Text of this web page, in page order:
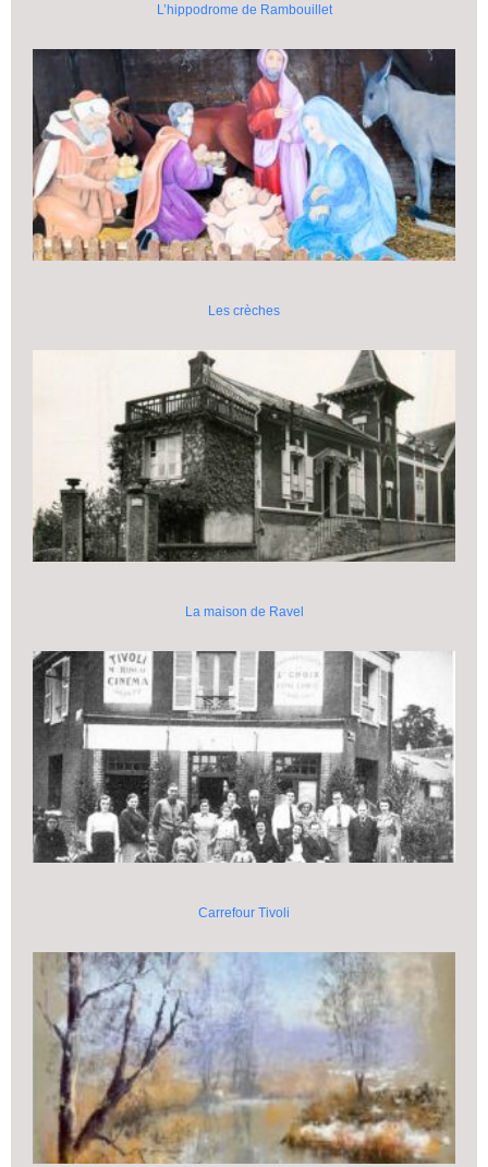
L’hippodrome de Rambouillet
Les crèches
La maison de Ravel
Carrefour Tivoli